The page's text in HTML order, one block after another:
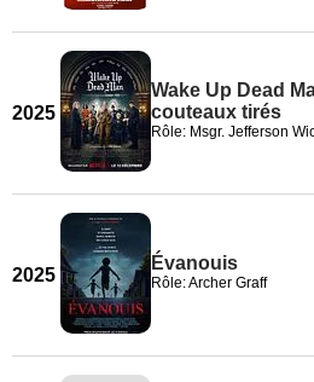
2025
Wake Up Dead
couteaux tirés
Rôle: Msgr. Jefferson
2025
Évanouis
Rôle: Archer Graff